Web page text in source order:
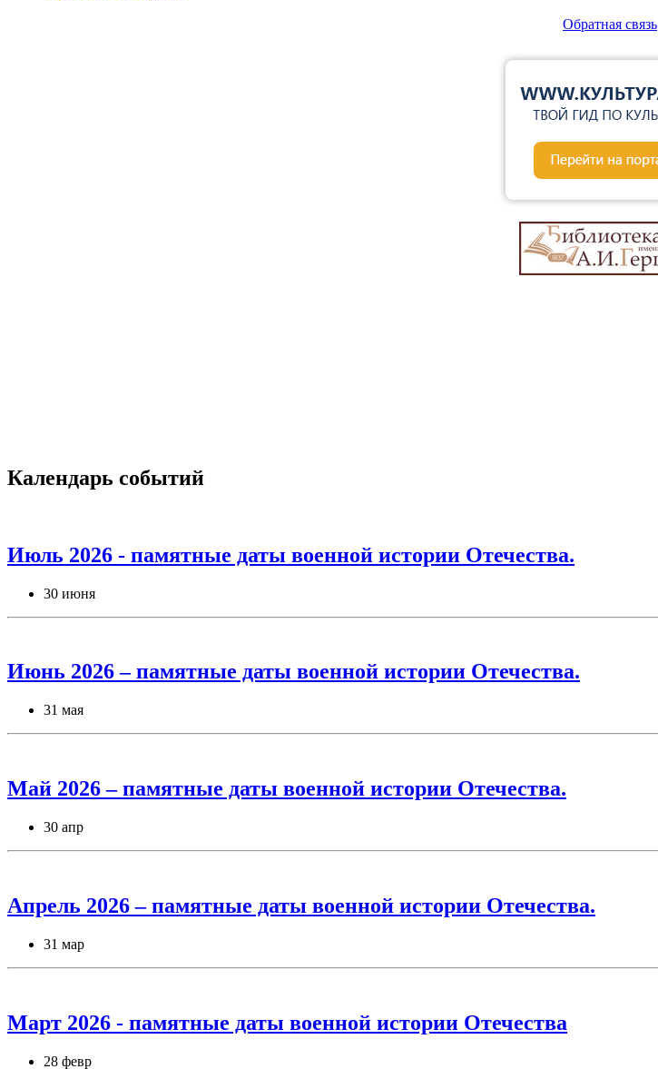
Обратная связь
Календарь событий
Июль 2026 - памятные даты военной истории Отечества.
30 июня
Июнь 2026 – памятные даты военной истории Отечества.
31 мая
Май 2026 – памятные даты военной истории Отечества.
30 апр
Апрель 2026 – памятные даты военной истории Отечества.
31 мар
Март 2026 - памятные даты военной истории Отечества
28 февр